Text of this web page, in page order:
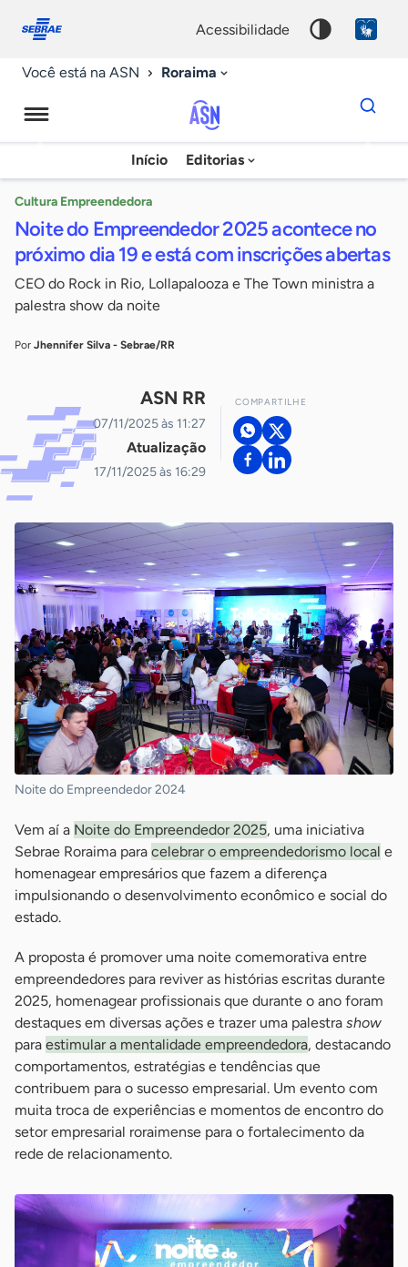
conosco
acessibilidade
Você está na ASN Roraima
Agência
Sebrae
Notícias
Início Editorias
Dados
para
chave
Cultura Empreendedora
Noite do Empreendedor 2025 acontece no
próximo dia 19 e está com inscrições abertas
CEO do Rock in Rio, Lollapalooza e The Town ministra a
palestra show da noite
Por Jhennifer Silva - Sebrae/RR
ASN RR
07/11/2025 às 11:27
Atualização
17/11/2025 às 16:29
COMPARTILHE
Noite do Empreendedor 2024
Vem aí a Noite do Empreendedor 2025, uma iniciativa
Sebrae Roraima para celebrar o empreendedorismo local e
homenagear empresários que fazem a diferença
impulsionando o desenvolvimento econômico e social do
estado.
A proposta é promover uma noite comemorativa entre
empreendedores para reviver as histórias escritas durante
2025, homenagear profissionais que durante o ano foram
destaques em diversas ações e trazer uma palestra show
para estimular a mentalidade empreendedora, destacando
comportamentos, estratégias e tendências que
contribuem para o sucesso empresarial. Um evento com
muita troca de experiências e momentos de encontro do
setor empresarial roraimense para o fortalecimento da
rede de relacionamento.